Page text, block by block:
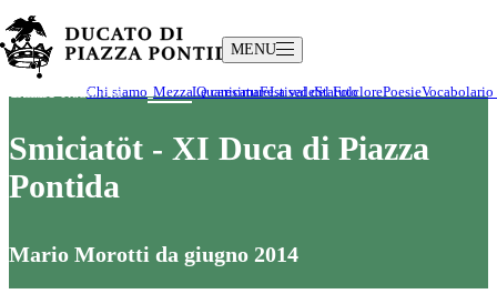
Il Ducato
Cultura e Tradizioni
Smiciatöt - XI Duca di Piazza
Pontida
Mario Morotti da giugno 2014